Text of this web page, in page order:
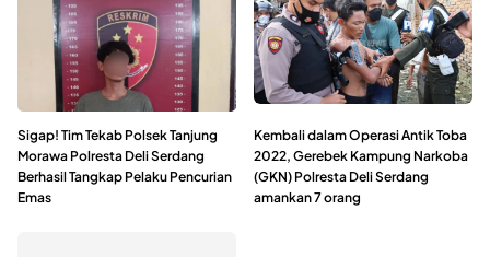
Sigap! Tim Tekab Polsek Tanjung
Morawa Polresta Deli Serdang
Berhasil Tangkap Pelaku Pencurian
Emas
Kembali dalam Operasi Antik Toba
2022, Gerebek Kampung Narkoba
(GKN) Polresta Deli Serdang
amankan 7 orang